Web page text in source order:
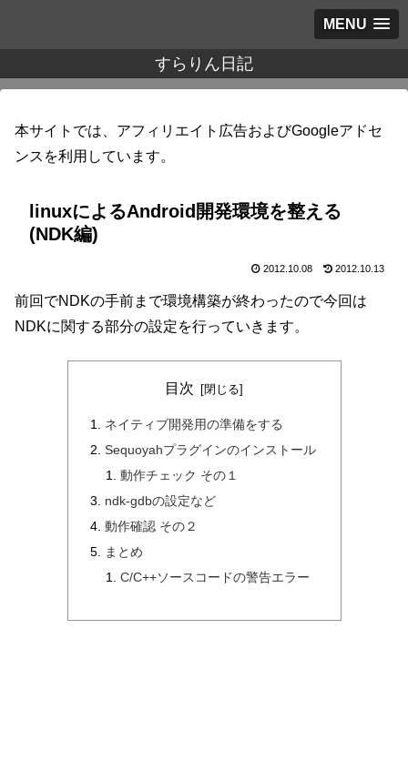
MENU
すらりん日記
本サイトでは、アフィリエイト広告およびGoogleアドセ
ンスを利用しています。
linuxによるAndroid開発環境を整える
(NDK編)
2012.10.08 2012.10.13
前回でNDKの手前まで環境構築が終わったので今回は
NDKに関する部分の設定を行っていきます。
目次
ネイティブ開発用の準備をする
Sequoyahプラグインのインストール
動作チェック その１
ndk-gdbの設定など
動作確認 その２
まとめ
C/C++ソースコードの警告エラー